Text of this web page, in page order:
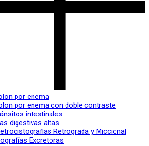
por enema
por enema con doble contraste
intestinales
digestivas altas
Retrograda y Miccional
Excretoras